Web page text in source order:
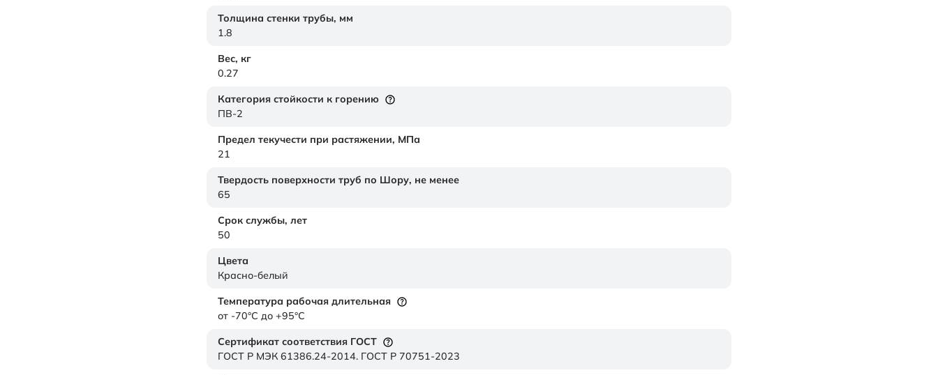
Толщина стенки трубы, мм
1.8
Вес, кг
0.27
Категория стойкости к горению
ПВ-2
Предел текучести при растяжении, МПа
21
Твердость поверхности труб по Шору, не менее
65
Срок службы, лет
50
Цвета
Красно-белый
Температура рабочая длительная
от -70°C до +95°C
Сертификат соответствия ГОСТ
ГОСТ Р МЭК 61386.24-2014. ГОСТ Р 70751-2023